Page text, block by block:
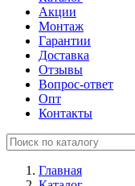
Акции
Монтаж
Гарантии
Доставка
Отзывы
Вопрос-ответ
Опт
Контакты
Главная